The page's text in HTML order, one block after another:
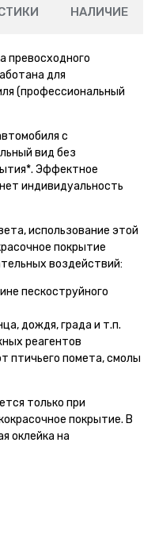
НАЛИЧИЕ
превосходного
для
(профессиональный
с
вид без
Эффектное
индивидуальность
использование этой
покрытие
воздействий:
пескоструйного
дождя, града и т.п.
реагентов
птичьего помета, смолы
только при
покрытие. В
оклейка на